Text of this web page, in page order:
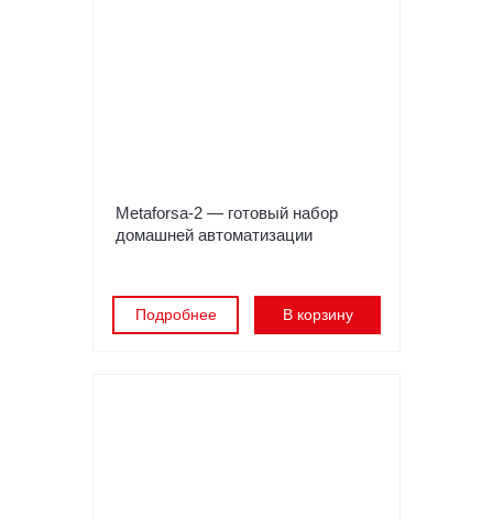
Metaforsa-2 — готовый набор
домашней автоматизации
Подробнее В корзину